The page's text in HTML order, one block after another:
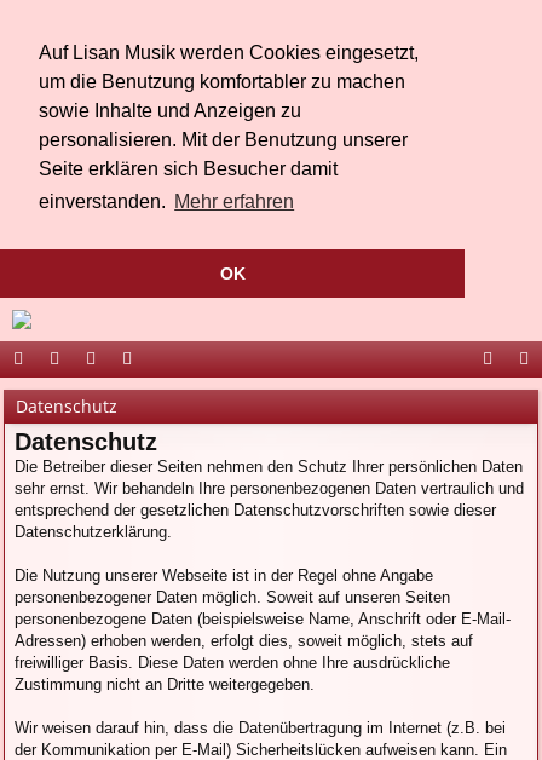
Auf Lisan Musik werden Cookies eingesetzt,
um die Benutzung komfortabler zu machen
sowie Inhalte und Anzeigen zu
personalisieren. Mit der Benutzung unserer
Seite erklären sich Besucher damit
einverstanden. Mehr erfahren
OK
ort
al
be
r
Li
sa
n
äs
bu
ch
ed ac
oo
k
ou
be
Datenschutz
Datenschutz
Die Betreiber dieser Seiten nehmen den Schutz Ihrer persönlichen Daten
sehr ernst. Wir behandeln Ihre personenbezogenen Daten vertraulich und
entsprechend der gesetzlichen Datenschutzvorschriften sowie dieser
Datenschutzerklärung.
Die Nutzung unserer Webseite ist in der Regel ohne Angabe
personenbezogener Daten möglich. Soweit auf unseren Seiten
personenbezogene Daten (beispielsweise Name, Anschrift oder E-Mail-
Adressen) erhoben werden, erfolgt dies, soweit möglich, stets auf
freiwilliger Basis. Diese Daten werden ohne Ihre ausdrückliche
Zustimmung nicht an Dritte weitergegeben.
Wir weisen darauf hin, dass die Datenübertragung im Internet (z.B. bei
der Kommunikation per E-Mail) Sicherheitslücken aufweisen kann. Ein